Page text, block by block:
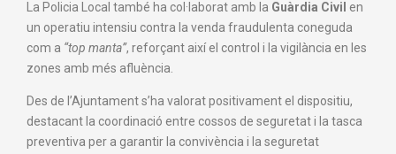
La Policia Local també ha col·laborat amb la Guàrdia Civil en
un operatiu intensiu contra la venda fraudulenta coneguda
com a “top manta”, reforçant així el control i la vigilància en les
zones amb més afluència.
Des de l’Ajuntament s’ha valorat positivament el dispositiu,
destacant la coordinació entre cossos de seguretat i la tasca
preventiva per a garantir la convivència i la seguretat